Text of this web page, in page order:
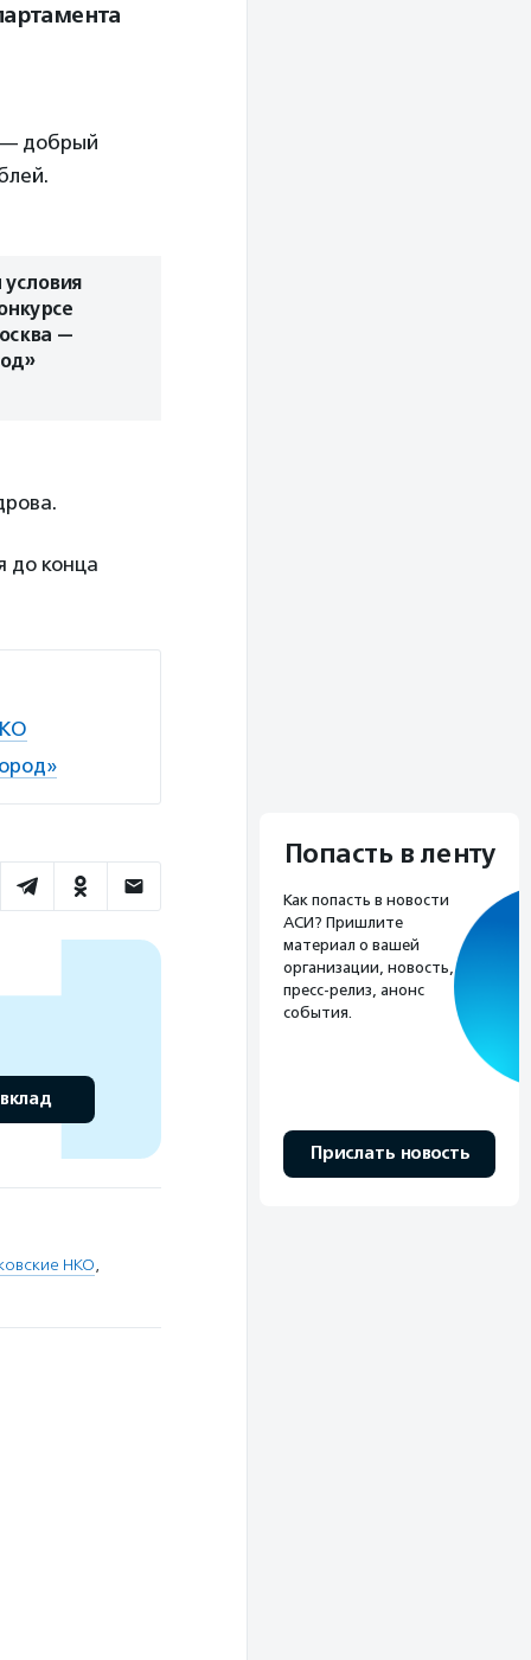
— добрый
—
до конца
НКО,
Попасть в ленту
Как попасть в новости
АСИ? Пришлите
материал о вашей
организации, новость,
пресс-релиз, анонс
события.
Прислать новость